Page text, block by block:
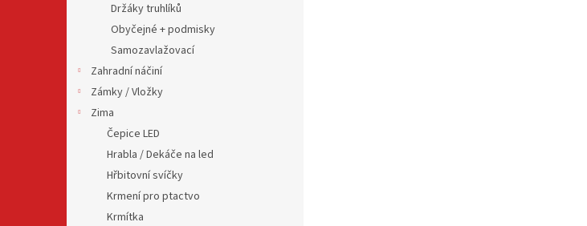
Držáky truhlíků
Obyčejné + podmisky
Samozavlažovací
Zahradní náčiní
Zámky / Vložky
Zima
Čepice LED
Hrabla / Dekáče na led
Hřbitovní svíčky
Krmení pro ptactvo
Krmítka